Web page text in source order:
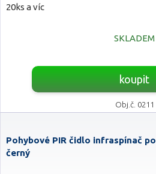
20ks a víc
SKLADEM
koupit
Obj.č. 0211
Pohybové PIR čidlo infraspínač
černý